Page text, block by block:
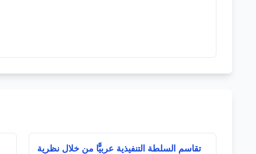
تقاسم السلطة التنفيذية عربيًّا من خلال نظرية